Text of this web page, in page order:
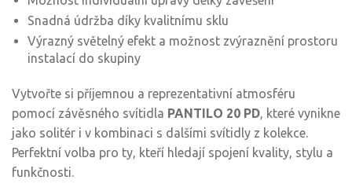
Snadná údržba díky kvalitnímu sklu
Výrazný světelný efekt a možnost zvýraznění prostoru
instalací do skupiny
Vytvořte si příjemnou a reprezentativní atmosféru
pomocí závěsného svítidla PANTILO 20 PD, které vynikne
jako solitér i v kombinaci s dalšími svítidly z kolekce.
Perfektní volba pro ty, kteří hledají spojení kvality, stylu a
funkčnosti.